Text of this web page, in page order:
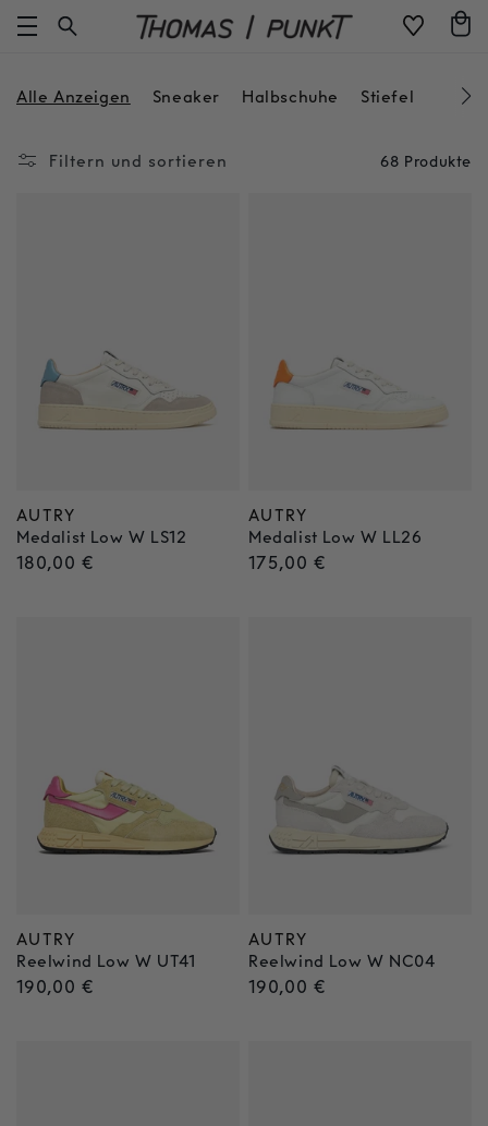
zum
Alle Anzeigen Sneaker Halbschuhe Stiefel
Filtern und sortieren 68 Produkte
Anbieter:
AUTRY
Medalist Low W LS12
Normaler
180,00 €
Anbieter:
AUTRY
Medalist Low W LL26
Normaler
175,00 €
Anbieter:
AUTRY
Reelwind Low W UT41
Normaler
190,00 €
Anbieter:
AUTRY
Reelwind Low W NC04
Normaler
190,00 €